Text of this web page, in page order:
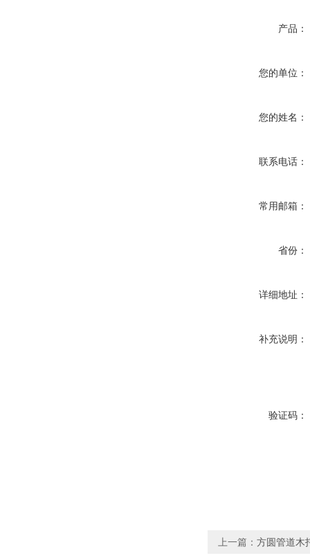
产品：
您的单位：
您的姓名：
联系电话：
常用邮箱：
省份：
详细地址：
补充说明：
验证码：
上一篇： 方圆管道木